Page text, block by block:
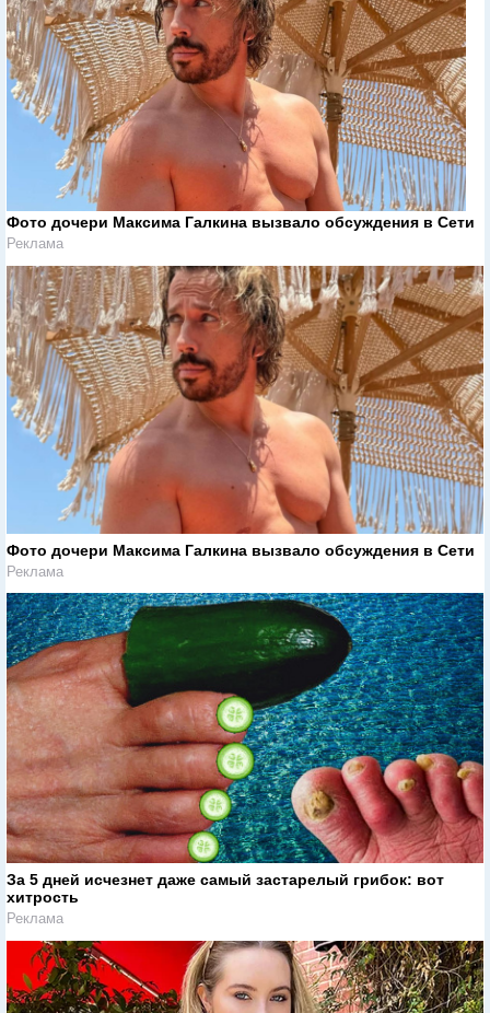
Фото дочери Максима Галкина вызвало обсуждения в Сети
Реклама
Фото дочери Максима Галкина вызвало обсуждения в Сети
Реклама
За 5 дней исчезнет даже самый застарелый грибок: вот
хитрость
Реклама